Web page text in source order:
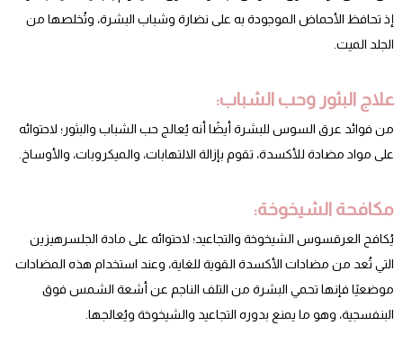
إذ تحافظ الأحماض الموجودة به على نضارة وشباب البشرة، وتُخلصها من
الجلد الميت.
علاج البثور وحب الشباب:
من فوائد عرق السوس للبشرة أيضًا أنه يُعالج حب الشباب والبثور؛ لاحتوائه
على مواد مضادة للأكسدة، تقوم بإزالة الالتهابات، والميكروبات، والأوساخ.
مكافحة الشيخوخة:
يُكافح العرقسوس الشيخوخة والتجاعيد؛ لاحتوائه على مادة الجلسرهيزين
التي تُعد من مضادات الأكسدة القوية للغاية، وعند استخدام هذه المضادات
موضعيًا فإنها تحمي البشرة من التلف الناجم عن أشعة الشمس فوق
البنفسجية، وهو ما يمنع بدوره التجاعيد والشيخوخة ويُعالجها.